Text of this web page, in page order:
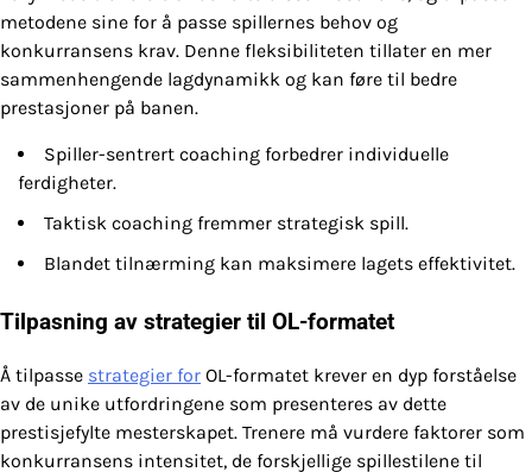
metodene sine for å passe spillernes behov og
konkurransens krav. Denne fleksibiliteten tillater en mer
sammenhengende lagdynamikk og kan føre til bedre
prestasjoner på banen.
Spiller-sentrert coaching forbedrer individuelle
ferdigheter.
Taktisk coaching fremmer strategisk spill.
Blandet tilnærming kan maksimere lagets effektivitet.
Tilpasning av strategier til OL-formatet
Å tilpasse strategier for OL-formatet krever en dyp forståelse
av de unike utfordringene som presenteres av dette
prestisjefylte mesterskapet. Trenere må vurdere faktorer som
konkurransens intensitet, de forskjellige spillestilene til